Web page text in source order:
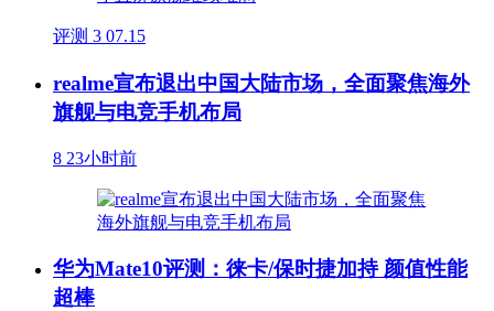
评测 3 07.15
realme宣布退出中国大陆市场，全面聚焦海外
旗舰与电竞手机布局
8 23小时前
华为Mate10评测：徕卡/保时捷加持 颜值性能
超棒